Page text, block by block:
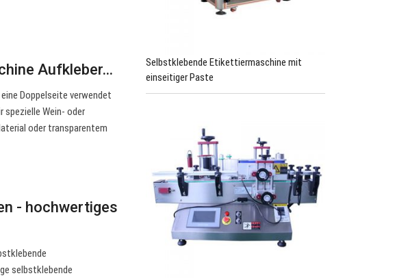
Aufkleber…
Doppelseite verwendet
spezielle Wein- oder
oder transparentem
- hochwertiges
selbstklebende
Selbstklebende Etikettiermaschine mit
einseitiger Paste